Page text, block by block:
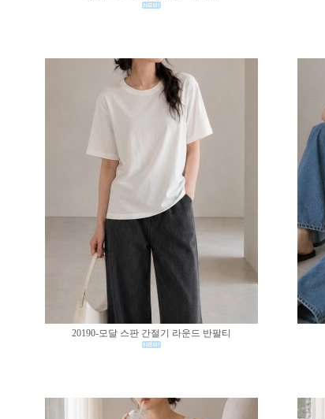
20190-모달 스판 간절기 라운드 반팔티